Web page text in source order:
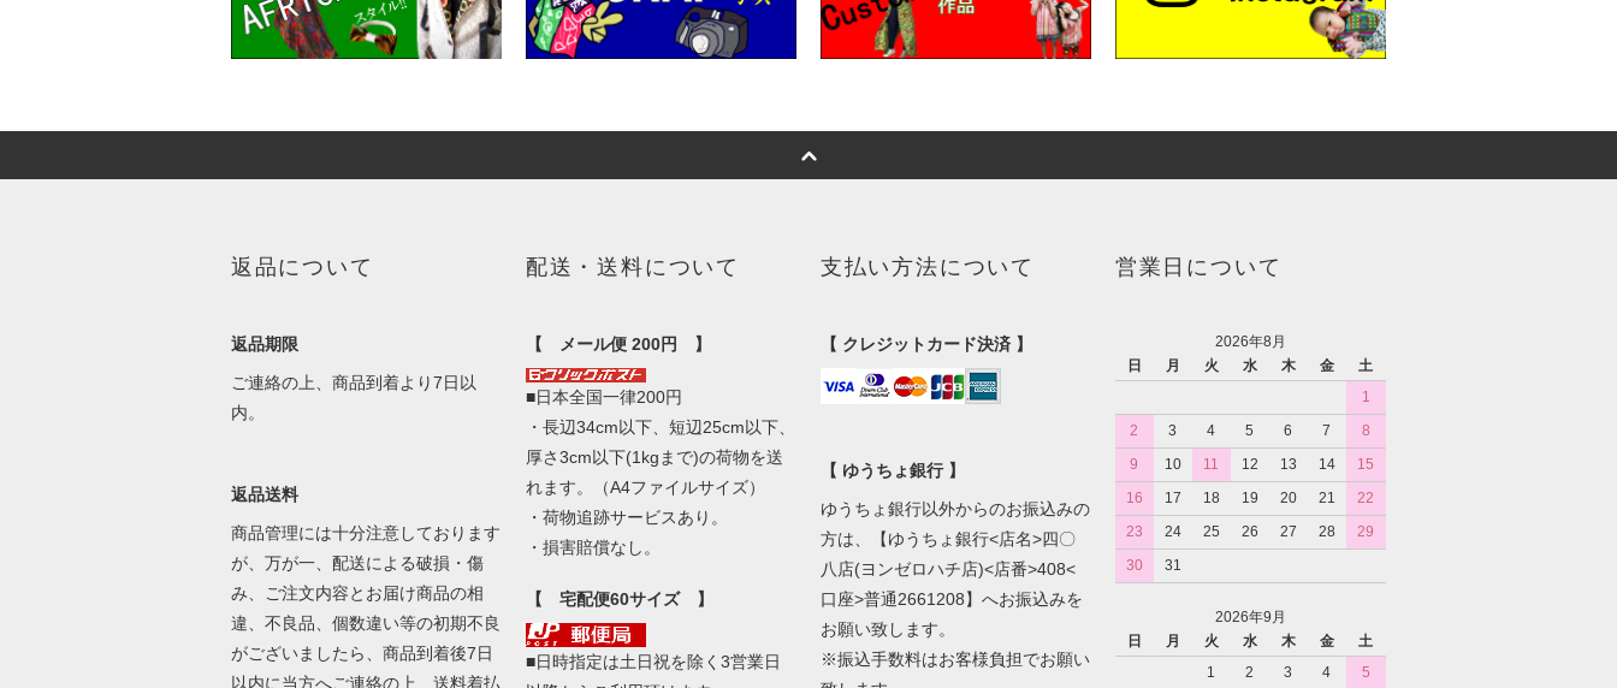
返品について
返品期限
ご連絡の上、商品到着より7日以
内。
返品送料
商品管理には十分注意しております
が、万が一、配送による破損・傷
み、ご注文内容とお届け商品の相
違、不良品、個数違い等の初期不良
がございましたら、商品到着後7日
以内に当方へご連絡の上、送料着払
配送・送料について
【 メール便 200円 】
■日本全国一律200円
・長辺34cm以下、短辺25cm以下、
厚さ3cm以下(1kgまで)の荷物を送
れます。（A4ファイルサイズ）
・荷物追跡サービスあり。
・損害賠償なし。
【 宅配便60サイズ 】
■日時指定は土日祝を除く3営業日
支払い方法について
【 クレジットカード決済 】
【 ゆうちょ銀行 】
ゆうちょ銀行以外からのお振込みの
方は、【ゆうちょ銀行<店名>四〇
八店(ヨンゼロハチ店)<店番>408<
口座>普通2661208】へお振込みを
お願い致します。
※振込手数料はお客様負担でお願い
営業日について
2026年8月
日
月 火 水 木 金
土
1
2
3 4 5 6 7
8
9
10 11 12 13 14
15
16
17 18 19 20 21
22
23
24 25 26 27 28
29
30
31
2026年9月
日
月 火 水 木 金
土
1
2 3 4 5